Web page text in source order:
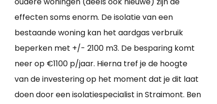
effecten soms enorm. De isolatie van een
bestaande woning kan het aardgas verbruik
beperken met +/- 2100 m3. De besparing komt
neer op €1100 p/jaar. Hierna tref je de hoogte
van de investering op het moment dat je dit laat
doen door een isolatiespecialist in Straimont. Ben